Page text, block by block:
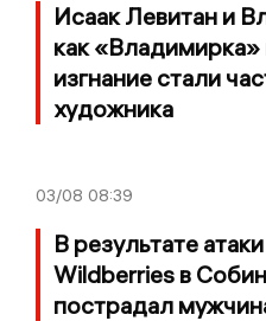
Исаак Левитан и
как
изгнание стали
художника
03/08 08:39
В результате
Wildberries в
пострадал